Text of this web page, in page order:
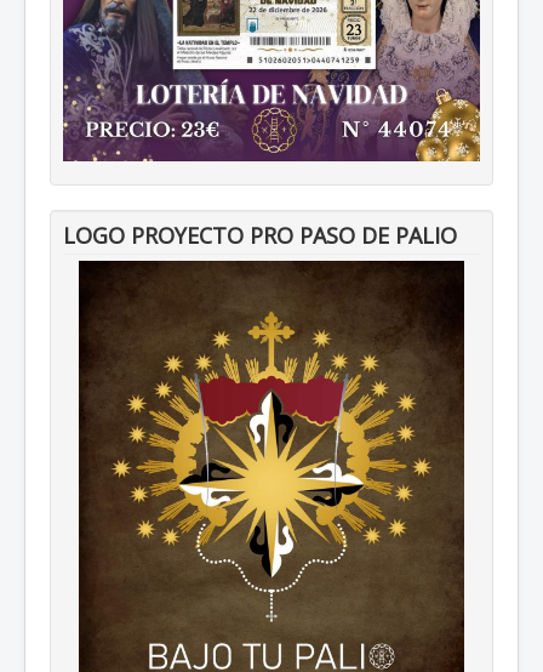
LOGO PROYECTO PRO PASO DE PALIO